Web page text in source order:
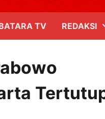
TV REDAKSI